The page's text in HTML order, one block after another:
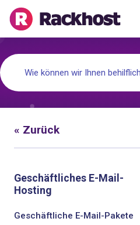
« Zurück
Geschäftliches E-Mail-
Hosting
Geschäftliche E-Mail-Pakete